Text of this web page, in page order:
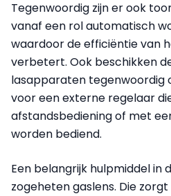
Tegenwoordig zijn er ook
vanaf een rol automatisch
waardoor de efficiëntie van
verbetert. Ook beschikken
lasapparaten tegenwoordig
voor een externe regelaar
afstandsbediening of met
worden bediend.
Een belangrijk hulpmiddel in
zogeheten gaslens. Die